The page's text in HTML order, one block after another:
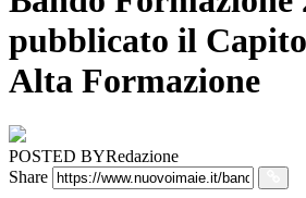
pubblicato il
Alta Formazione
POSTED BYRedazione
Share